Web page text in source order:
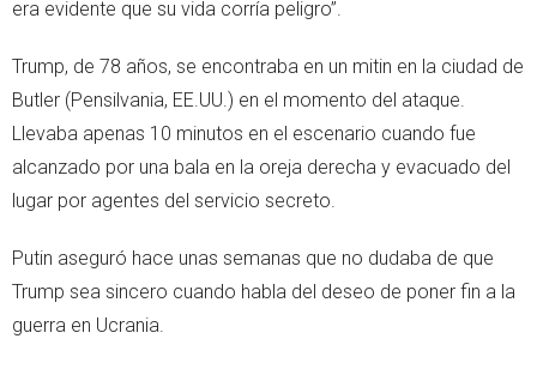
era evidente que su vida corría peligro”.
Trump, de 78 años, se encontraba en un mitin en la ciudad de
Butler (Pensilvania, EE.UU.) en el momento del ataque.
Llevaba apenas 10 minutos en el escenario cuando fue
alcanzado por una bala en la oreja derecha y evacuado del
lugar por agentes del servicio secreto.
Putin aseguró hace unas semanas que no dudaba de que
Trump sea sincero cuando habla del deseo de poner fin a la
guerra en Ucrania.